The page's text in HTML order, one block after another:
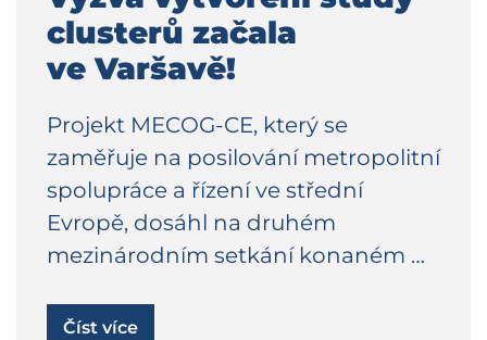
clusterů začala
ve Varšavě!
Projekt MECOG-CE, který se
zaměřuje na posilování metropolitní
spolupráce a řízení ve střední
Evropě, dosáhl na druhém
mezinárodním setkání konaném …
Číst více